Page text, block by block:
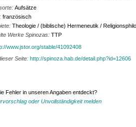
Aufsätze
französisch
Theologie / (biblische) Hermeneutik /
Werke Spinozas:TTP
www.jstor.org/stable/41092408
Seite:http://spinoza.hab.de/detail.php?id=12606
Fehler in unseren Angaben entdeckt?
oder Unvollständigkeit melden